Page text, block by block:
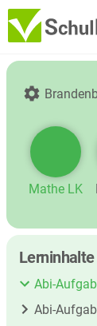
Mathe LK
Lerninhalte